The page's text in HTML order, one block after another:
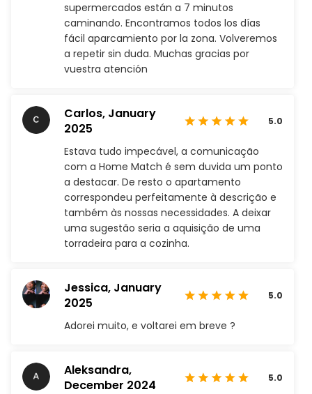
supermercados están a 7 minutos
caminando. Encontramos todos los días
fácil aparcamiento por la zona. Volveremos
a repetir sin duda. Muchas gracias por
vuestra atención
Carlos, January
2025
5.0
Estava tudo impecável, a comunicação
com a Home Match é sem duvida um ponto
a destacar. De resto o apartamento
correspondeu perfeitamente à descrição e
também às nossas necessidades. A deixar
uma sugestão seria a aquisição de uma
torradeira para a cozinha.
Jessica, January
2025
5.0
Adorei muito, e voltarei em breve ?
Aleksandra,
December 2024
5.0